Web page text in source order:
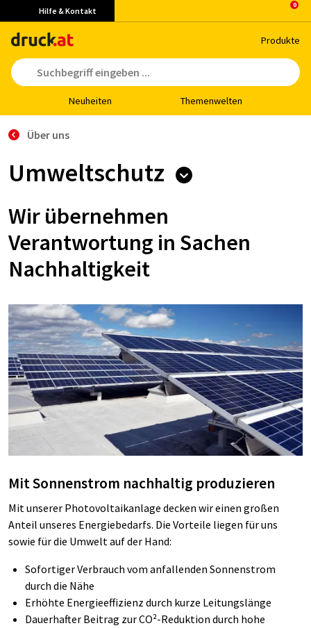
Hilfe & Kontakt
Pro­duk­te
Neu­hei­ten The­men­wel­ten
Über uns
Umweltschutz
Wir übernehmen
Verantwortung in Sachen
Nachhaltigkeit
Mit Sonnenstrom nachhaltig produzieren
Mit unserer Photovoltaikanlage decken wir einen großen
Anteil unseres Energiebedarfs. Die Vorteile liegen für uns
sowie für die Umwelt auf der Hand:
Sofortiger Verbrauch vom anfallenden Sonnenstrom
durch die Nähe
Erhöhte Energieeffizienz durch kurze Leitungslänge
Dauerhafter Beitrag zur CO²-Reduktion durch hohe